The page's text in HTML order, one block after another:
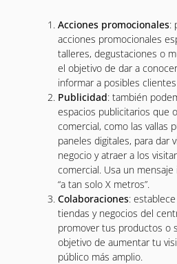
Acciones promocionales:
acciones promocionales
talleres, degustaciones o
el objetivo de dar a
informar a posibles
Publicidad: también
espacios publicitarios que
comercial, como las vallas
paneles digitales, para dar
negocio y atraer a los
comercial. Usa un
“a tan solo X metros”.
Colaboraciones:
tiendas y negocios del
promover tus productos o
objetivo de aumentar tu
público más amplio.